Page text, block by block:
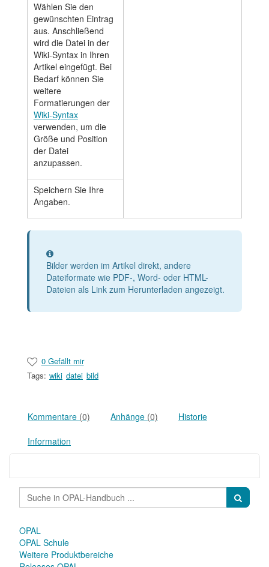
Wählen Sie den
gewünschten Eintrag
aus. Anschließend
wird die Datei in der
Wiki-Syntax in Ihren
Artikel eingefügt. Bei
Bedarf können Sie
weitere
Formatierungen der
Wiki-Syntax
verwenden, um die
Größe und Position
der Datei
anzupassen.
Speichern Sie Ihre
Angaben.
Information
Bilder werden im Artikel direkt, andere
Dateiformate wie PDF-, Word- oder HTML-
Dateien als Link zum Herunterladen angezeigt.
0 Gefällt mir
Tags: wiki datei bild
Kommentare (0) Anhänge (0) Historie
Information
OPAL
OPAL Schule
Weitere Produktbereiche